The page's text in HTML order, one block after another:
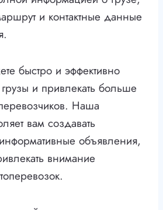
и контактные данные
быстро и эффективно
и привлекать больше
Наша
вам создавать
объявления,
внимание